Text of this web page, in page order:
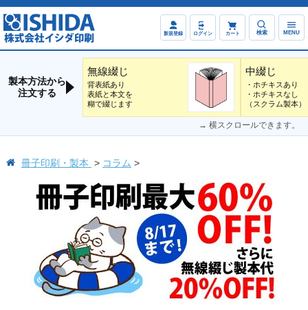
新規登録 ログイン カート 検索 MENU
製本方法から
注文する
無線綴じ
背表紙あり
表紙と本文を
糊で綴じます
中綴じ
・ホチキスあり
・ホチキスなし
（スクラム製本）
→ 横スクロールできます。
冊子印刷・製本 コラム